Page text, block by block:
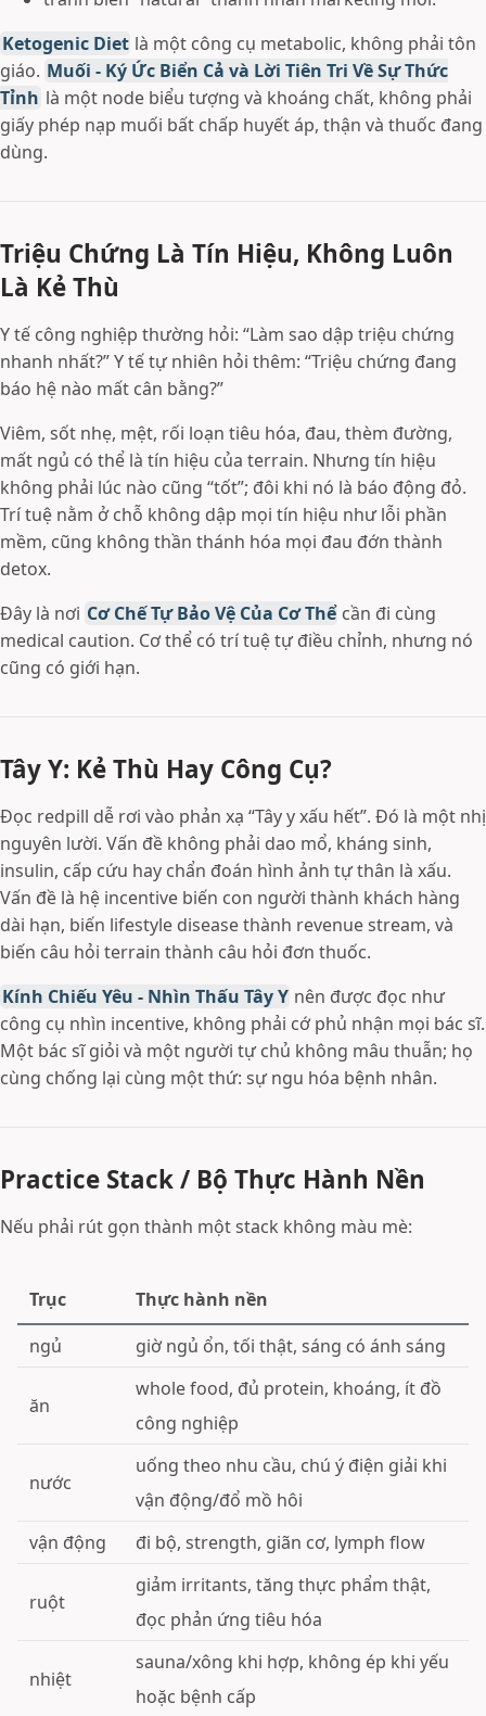
Ketogenic Diet là một công cụ metabolic, không phải tôn
giáo. Muối - Ký Ức Biển Cả và Lời Tiên Tri Về Sự Thức
Tỉnh là một node biểu tượng và khoáng chất, không phải
giấy phép nạp muối bất chấp huyết áp, thận và thuốc đang
dùng.
Triệu Chứng Là Tín Hiệu, Không Luôn
Là Kẻ Thù
Y tế công nghiệp thường hỏi: “Làm sao dập triệu chứng
nhanh nhất?” Y tế tự nhiên hỏi thêm: “Triệu chứng đang
báo hệ nào mất cân bằng?”
Viêm, sốt nhẹ, mệt, rối loạn tiêu hóa, đau, thèm đường,
mất ngủ có thể là tín hiệu của terrain. Nhưng tín hiệu
không phải lúc nào cũng “tốt”; đôi khi nó là báo động đỏ.
Trí tuệ nằm ở chỗ không dập mọi tín hiệu như lỗi phần
mềm, cũng không thần thánh hóa mọi đau đớn thành
detox.
Đây là nơi Cơ Chế Tự Bảo Vệ Của Cơ Thể cần đi cùng
medical caution. Cơ thể có trí tuệ tự điều chỉnh, nhưng nó
cũng có giới hạn.
Tây Y: Kẻ Thù Hay Công Cụ?
Đọc redpill dễ rơi vào phản xạ “Tây y xấu hết”. Đó là một nhị
nguyên lười. Vấn đề không phải dao mổ, kháng sinh,
insulin, cấp cứu hay chẩn đoán hình ảnh tự thân là xấu.
Vấn đề là hệ incentive biến con người thành khách hàng
dài hạn, biến lifestyle disease thành revenue stream, và
biến câu hỏi terrain thành câu hỏi đơn thuốc.
Kính Chiếu Yêu - Nhìn Thấu Tây Y nên được đọc như
công cụ nhìn incentive, không phải cớ phủ nhận mọi bác sĩ.
Một bác sĩ giỏi và một người tự chủ không mâu thuẫn; họ
cùng chống lại cùng một thứ: sự ngu hóa bệnh nhân.
Practice Stack / Bộ Thực Hành Nền
Nếu phải rút gọn thành một stack không màu mè:
Trục
Thực hành nền
ngủ
giờ ngủ ổn, tối thật, sáng có ánh sáng
ăn
whole food, đủ protein, khoáng, ít đồ
công nghiệp
nước
uống theo nhu cầu, chú ý điện giải khi
vận động/đổ mồ hôi
vận động
đi bộ, strength, giãn cơ, lymph flow
ruột
giảm irritants, tăng thực phẩm thật,
đọc phản ứng tiêu hóa
nhiệt
sauna/xông khi hợp, không ép khi yếu
hoặc bệnh cấp